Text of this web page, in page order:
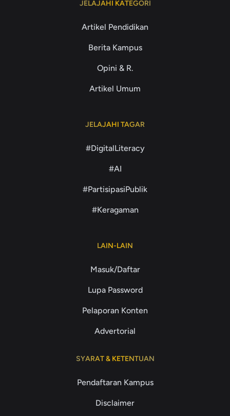
JELAJAHI KATEGORI
Artikel Pendidikan
Berita Kampus
Opini & R.
Artikel Umum
JELAJAHI TAGAR
#DigitalLiteracy
#AI
#PartisipasiPublik
#Keragaman
LAIN-LAIN
Masuk/Daftar
Lupa Password
Pelaporan Konten
Advertorial
SYARAT & KETENTUAN
Pendaftaran Kampus
Disclaimer